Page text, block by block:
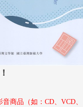
商品（如：CD、VCD、